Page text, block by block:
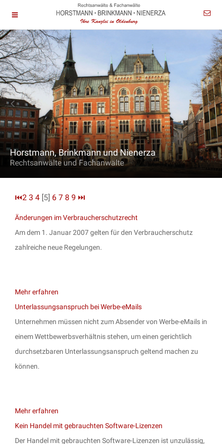
Horstmann, Brinkmann und Nienerza
Rechtsanwälte und Fachanwälte
⏮2 3 4 [5] 6 7 8 9 ⏭
Änderungen im Verbraucherschutzrecht
Am dem 1. Januar 2007 gelten für den Verbraucherschutz
zahlreiche neue Regelungen.
Mehr erfahren
Unterlassungsanspruch bei Werbe-eMails
Unternehmen müssen nicht zum Absender von Werbe-eMails in
einem Wettbewerbsverhältnis stehen, um einen gerichtlich
durchsetzbaren Unterlassungsanspruch geltend machen zu
können.
Mehr erfahren
Kein Handel mit gebrauchten Software-Lizenzen
Der Handel mit gebrauchten Software-Lizenzen ist unzulässig,